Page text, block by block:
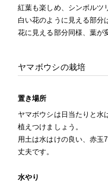
紅葉も楽しめ、シンボルツ
白い花のように見える部分
花に見える部分同様、葉が
ヤマボウシの栽培
置き場所
ヤマボウシは日当たりと水
植えつけましょう。
用土は水はけの良い、赤玉
丈夫です。
水やり